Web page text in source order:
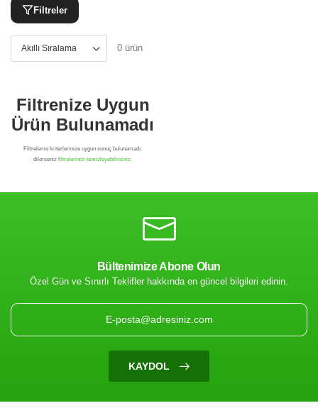
Filtreler
0 ürün
Filtrenize Uygun
Ürün Bulunamadı
Bültenimize Abone Olun
Özel Gün ve Sınırlı Teklifler hakkında en güncel bilgileri edinin.
KAYDOL